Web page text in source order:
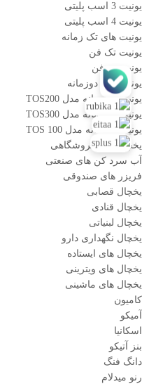
یونیت 3 اسب پلیتی
یونیت 4 اسب پلیتی
یونیت های تک زمانه
یونیت تک فن
یونیت دو فن
یونیت های دوزمانه
یونیت دو زمانه مدل TOS200
یونیت دو زمانه مدل TOS300
یونیت دوزمانه مدل TOS 100
یخچال های فروشگاهی
آب سرد کن های صنعتی
فریزر های صندوقی
یخچال قصابی
یخچال قنادی
یخچال لبنیاتی
یخچال نگهداری دارو
یخچال های ایستاده
یخچال های ویترینی
یخچال های ماشینی
کامیون
آمیکو
اسکانیا
بنز آتیکو
دانگ فنگ
رنو میدلام